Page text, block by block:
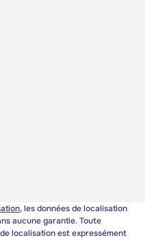
, les données de localisation
aucune garantie. Toute
localisation est expressément